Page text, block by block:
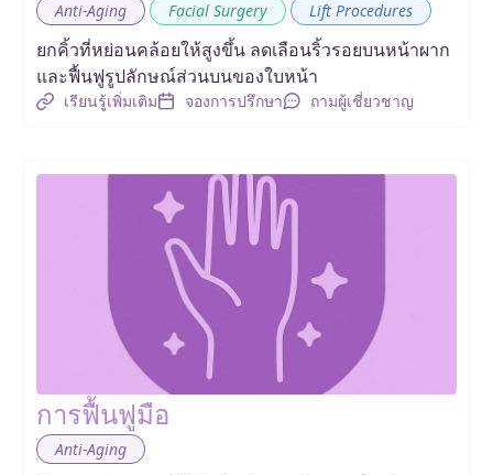
Anti-Aging Facial Surgery Lift Procedures
ยกคิ้วที่หย่อนคล้อยให้สูงขึ้น ลดเลือนริ้วรอยบนหน้าผาก
และฟื้นฟูรูปลักษณ์ส่วนบนของใบหน้า
เรียนรู้เพิ่มเติม จองการปรึกษา ถามผู้เชี่ยวชาญ
การฟื้นฟูมือ
Anti-Aging